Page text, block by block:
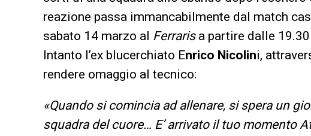
reazione passa immancabilmente dal match
sabato 14 marzo al Ferrarisa partire dalle
Intanto l’ex blucerchiato Enrico Nicolini,
rendere omaggio al tecnico:
«Quando si comincia ad allenare, si spera un
squadra del cuore… E’ arrivato il tuo momento